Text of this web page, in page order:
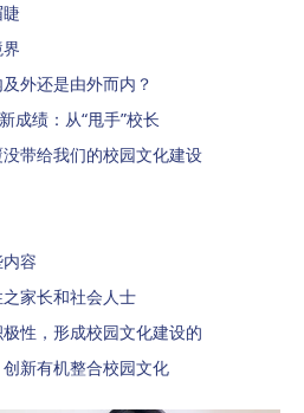
外还是由外而内？
成绩：从“甩手”校长
带给我们的校园文化建设
容
家长和社会人士
性，形成校园文化建设的
新有机整合校园文化